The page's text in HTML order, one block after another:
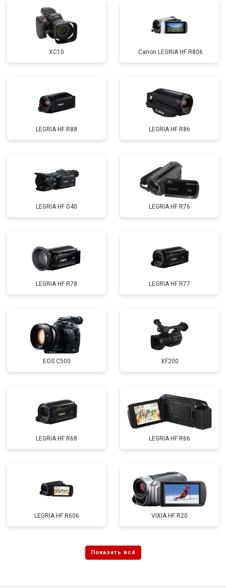
XC10 Canon LEGRIA HF R806
LEGRIA HF R88 LEGRIA HF R86
LEGRIA HF G40 LEGRIA HF R76
LEGRIA HF R78 LEGRIA HF R77
EOS C500 XF200
LEGRIA HF R68 LEGRIA HF R66
LEGRIA HF R606 VIXIA HF R20